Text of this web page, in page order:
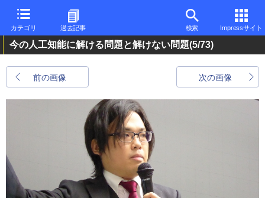
カテゴリ 過去記事 検索 Impressサイト
今の人工知能に解ける問題と解けない問題(5/73)
前の画像 次の画像